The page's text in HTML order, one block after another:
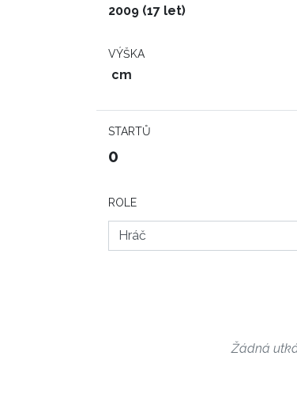
2009 (17 let)
VÝŠKA
cm
STARTŮ
0
ROLE
Žádná